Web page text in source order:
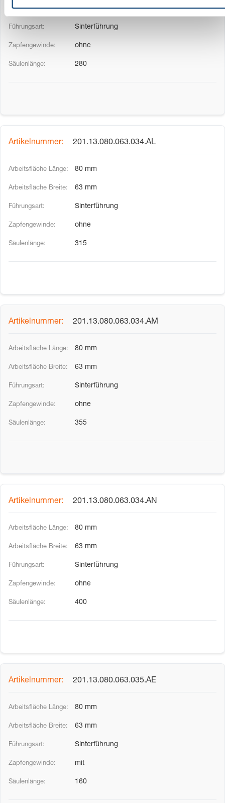
63 mm
Sinterführung
ohne
280
201.13.080.063.034.AL
80 mm
63 mm
Sinterführung
ohne
315
201.13.080.063.034.AM
80 mm
63 mm
Sinterführung
ohne
355
201.13.080.063.034.AN
80 mm
63 mm
Sinterführung
ohne
400
201.13.080.063.035.AE
80 mm
63 mm
Sinterführung
mit
160